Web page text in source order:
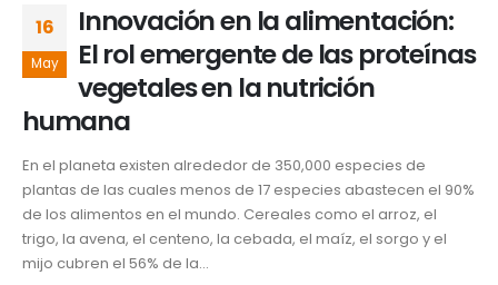
16
May
Innovación en la alimentación:
El rol emergente de las proteínas
vegetales en la nutrición
humana
En el planeta existen alrededor de 350,000 especies de
plantas de las cuales menos de 17 especies abastecen el 90%
de los alimentos en el mundo. Cereales como el arroz, el
trigo, la avena, el centeno, la cebada, el maíz, el sorgo y el
mijo cubren el 56% de la...